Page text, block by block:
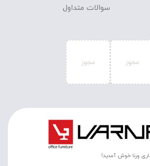
سوالات متداول
ورنا خوش آمدید!